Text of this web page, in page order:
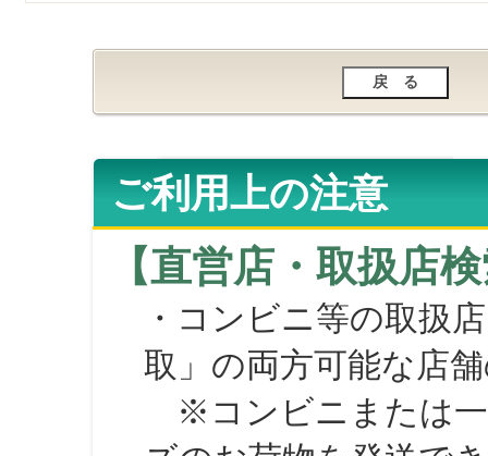
ご利用上の注意
【直営店・取扱店
・コンビニ等の取扱
取」の両方可能な店
※コンビニまたは一